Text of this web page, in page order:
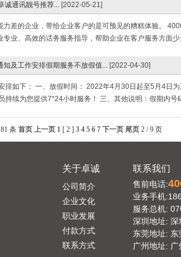
诚通讯靓号推荐... [2022-05-21]
差的企业，带给企业客户的是可预见的糟糕体验。
业、高效的话务服务指导，帮助企业在客户服务方面
及工作安排假期服务不放假值... [2022-04-30]
如下： 一、放假时间： 2022年4月30日起至5月4日
续为您提供7*24小时服务！ 三、其他说明：假期内号
条 首页 上一页 1 [ 2 ] 3 4 5 6 7 下一页 尾页 2 / 9 页
关于卓诚
公司简介
企业文化
职业发展
付款方式
联系方式
联系我们
售前电话:
业务手机
服务总机:
深圳地址: 深
东莞地址:
广州地址: